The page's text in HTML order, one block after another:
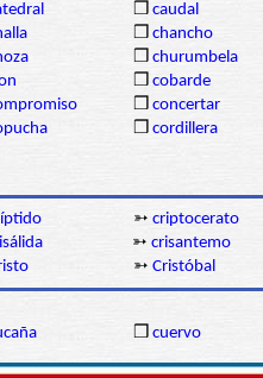
❒ caudal
❒ chancho
❒ churumbela
❒ cobarde
❒ concertar
❒ cordillera
➳ criptocerato
➳ crisantemo
➳ Cristóbal
❒ cuervo